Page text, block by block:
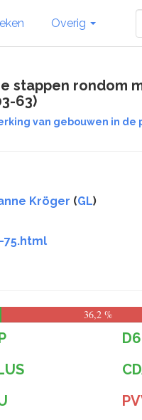
Overig
stappen rondom
63)
van gebouwen in de
Kröger (GL)
36,2 %